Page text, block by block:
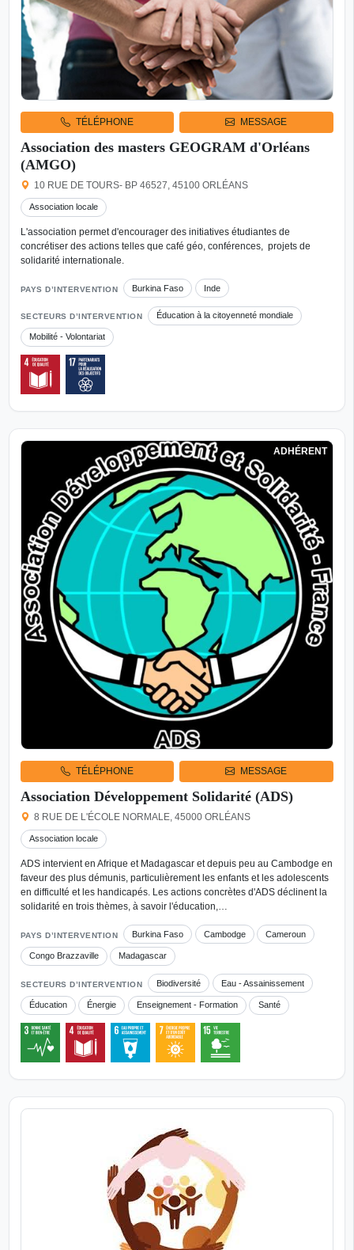
TÉLÉPHONE MESSAGE
Association des masters GEOGRAM d'Orléans
(AMGO)
10 RUE DE TOURS- BP 46527, 45100 ORLÉANS
Association locale
L'association permet d'encourager des initiatives étudiantes de
concrétiser des actions telles que café géo, conférences, projets de
solidarité internationale.
PAYS D’INTERVENTION Burkina Faso Inde
SECTEURS D’INTERVENTION Éducation à la citoyenneté mondiale
Mobilité - Volontariat
ADHÉRENT
TÉLÉPHONE MESSAGE
Association Développement Solidarité (ADS)
8 RUE DE L'ÉCOLE NORMALE, 45000 ORLÉANS
Association locale
ADS intervient en Afrique et Madagascar et depuis peu au Cambodge en
faveur des plus démunis, particulièrement les enfants et les adolescents
en difficulté et les handicapés. Les actions concrètes d'ADS déclinent la
solidarité en trois thèmes, à savoir l'éducation,…
PAYS D’INTERVENTION Burkina Faso Cambodge Cameroun
Congo Brazzaville Madagascar
SECTEURS D’INTERVENTION Biodiversité Eau - Assainissement
Éducation Énergie Enseignement - Formation Santé